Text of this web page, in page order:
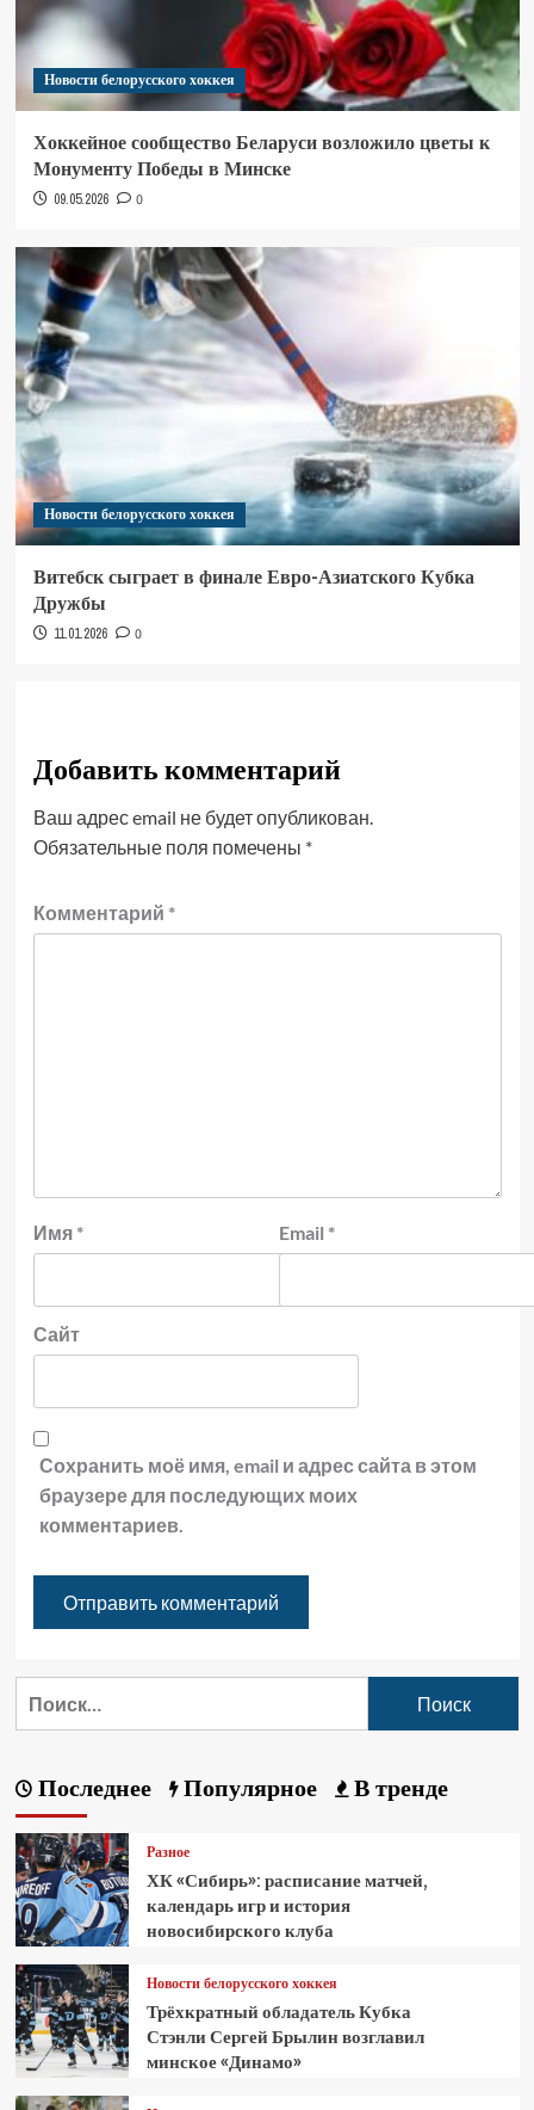
Новости белорусского хоккея
Хоккейное сообщество Беларуси возложило цветы к
Монументу Победы в Минске
09.05.2026 0
Новости белорусского хоккея
Витебск сыграет в финале Евро-Азиатского Кубка
Дружбы
11.01.2026 0
Добавить комментарий
Ваш адрес email не будет опубликован.
Обязательные поля помечены *
Комментарий *
Имя * Email *
Сайт
Сохранить моё имя, email и адрес сайта в этом
браузере для последующих моих
комментариев.
Последнее Популярное В тренде
Разное
ХК «Сибирь»: расписание матчей,
календарь игр и история
новосибирского клуба
Новости белорусского хоккея
Трёхкратный обладатель Кубка
Стэнли Сергей Брылин возглавил
минское «Динамо»